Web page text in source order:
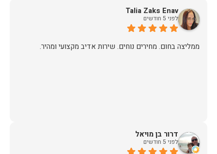
Talia Zaks Enav
לפני 5 חודשים
ממליצה בחום. מחירים נוחים. שירות אדיב מקצועי ומהיר.
דרור בן מויאל
לפני 5 חודשים